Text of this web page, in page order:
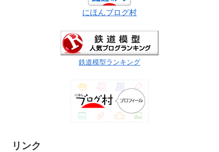
にほんブログ村
鉄道模型ランキング
リンク